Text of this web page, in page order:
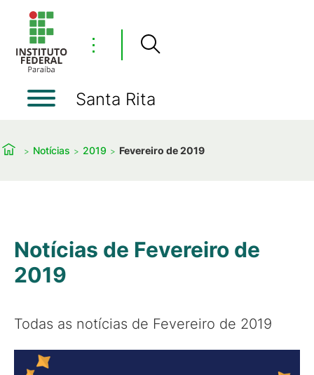
⋮
Santa Rita
Notícias 2019 Fevereiro de 2019
Notícias de Fevereiro de
2019
Todas as notícias de Fevereiro de 2019